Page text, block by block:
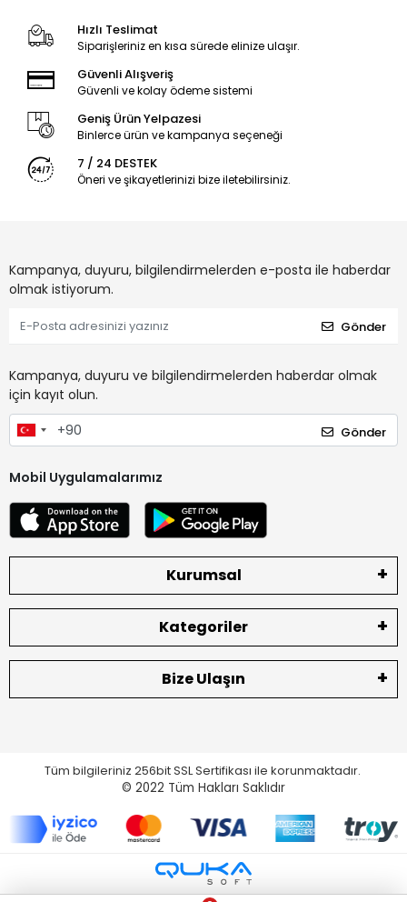
Hızlı Teslimat
Siparişleriniz en kısa sürede elinize ulaşır.
Güvenli Alışveriş
Güvenli ve kolay ödeme sistemi
Geniş Ürün Yelpazesi
Binlerce ürün ve kampanya seçeneği
7 / 24 DESTEK
Öneri ve şikayetlerinizi bize iletebilirsiniz.
Kampanya, duyuru, bilgilendirmelerden e-posta ile haberdar
olmak istiyorum.
Gönder
Kampanya, duyuru ve bilgilendirmelerden haberdar olmak
için kayıt olun.
Gönder
Mobil Uygulamalarımız
Kurumsal
Kategoriler
Bize Ulaşın
Tüm bilgileriniz 256bit SSL Sertifikası ile korunmaktadır.
© 2022 Tüm Hakları Saklıdır